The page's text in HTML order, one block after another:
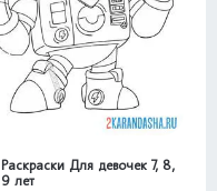
Раскраски Для девочек 7, 8,
9 лет